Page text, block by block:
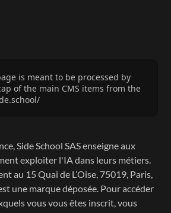
is meant to be processed by
of the main CMS items from the
Side School SAS enseigne aux
exploiter l'IA dans leurs métiers.
au 15 Quai de L’Oise, 75019, Paris,
une marque déposée. Pour accéder
vous vous êtes inscrit, vous